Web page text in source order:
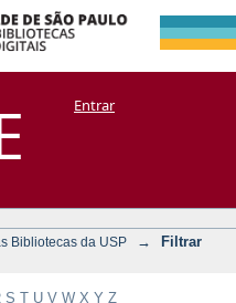
por:
+ CoriscoEntrar
Bibliotecas da USP →
Filtrar
S T U V W X Y Z